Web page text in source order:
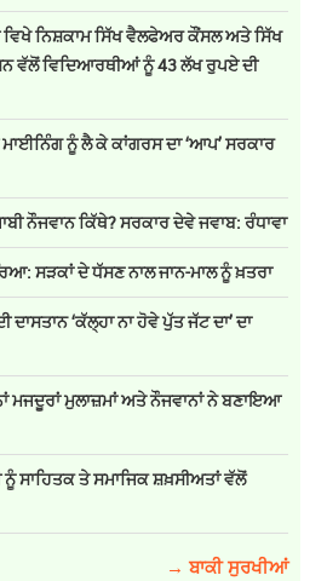
ਵਿਖੇ ਨਿਸ਼ਕਾਮ ਸਿੱਖ ਵੈਲਫੇਅਰ ਕੌਂਸਲ ਅਤੇ ਸਿੱਖ
ਵੱਲੋਂ ਵਿਦਿਆਰਥੀਆਂ ਨੂੰ 43 ਲੱਖ ਰੁਪਏ ਦੀ
ਨੂੰ ਲੈ ਕੇ ਕਾਂਗਰਸ ਦਾ ‘ਆਪ’ ਸਰਕਾਰ
ਨੌਜਵਾਨ ਕਿੱਥੇ? ਸਰਕਾਰ ਦੇਵੇ ਜਵਾਬ: ਰੰਧਾਵਾ
ਸੜਕਾਂ ਦੇ ਧੱਸਣ ਨਾਲ ਜਾਨ-ਮਾਲ ਨੂੰ ਖ਼ਤਰਾ
‘ਕੱਲ੍ਹਾ ਨਾ ਹੋਵੇ ਪੁੱਤ ਜੱਟ ਦਾ’ ਦਾ
ਮਜਦੂਰਾਂ ਮੁਲਾਜ਼ਮਾਂ ਅਤੇ ਨੌਜਵਾਨਾਂ ਨੇ ਬਣਾਇਆ
ਨੂੰ ਸਾਹਿਤਕ ਤੇ ਸਮਾਜਿਕ ਸ਼ਖ਼ਸੀਅਤਾਂ ਵੱਲੋਂ
→ ਬਾਕੀ ਸੁਰਖੀਆਂ